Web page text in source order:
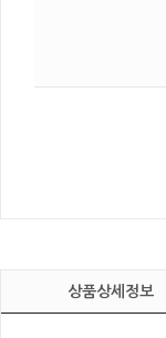
상품상세정보